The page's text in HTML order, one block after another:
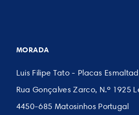
MORADA
Luis Filipe Tato - Placas
Rua Gonçalves Zarco, N.º 1925
4450-685 Matosinhos Portugal